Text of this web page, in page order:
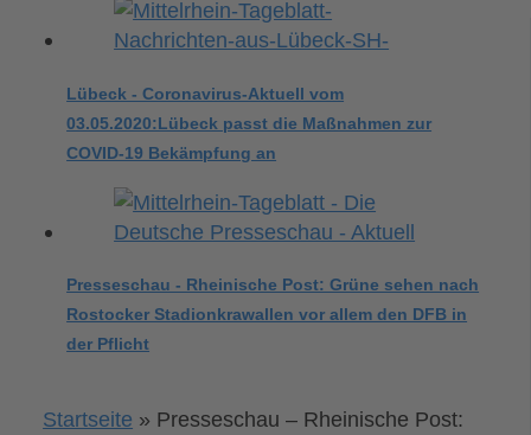
Lübeck - Coronavirus-Aktuell vom
03.05.2020:Lübeck passt die Maßnahmen zur
COVID-19 Bekämpfung an
Presseschau - Rheinische Post: Grüne sehen nach
Rostocker Stadionkrawallen vor allem den DFB in
der Pflicht
Startseite » Presseschau – Rheinische Post: